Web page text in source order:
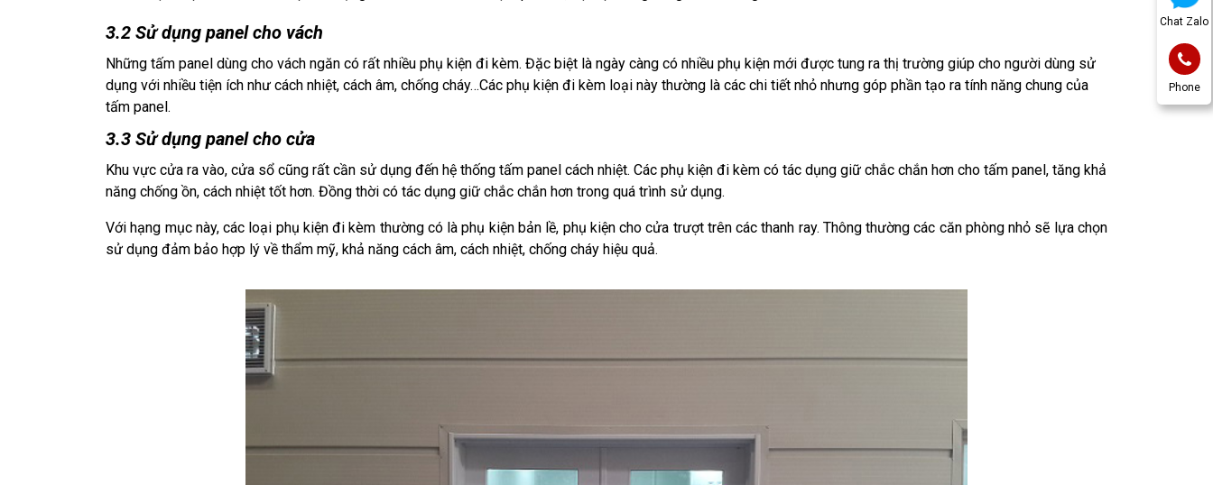
Chat Zalo
Phone
3.2 Sử dụng panel cho vách
Những tấm panel dùng cho vách ngăn có rất nhiều phụ kiện đi kèm. Đặc biệt là ngày càng có nhiều phụ kiện mới được tung ra thị trường giúp cho người dùng sử
dụng với nhiều tiện ích như cách nhiệt, cách âm, chống cháy…Các phụ kiện đi kèm loại này thường là các chi tiết nhỏ nhưng góp phần tạo ra tính năng chung của
tấm panel.
3.3 Sử dụng panel cho cửa
Khu vực cửa ra vào, cửa sổ cũng rất cần sử dụng đến hệ thống tấm panel cách nhiệt. Các phụ kiện đi kèm có tác dụng giữ chắc chắn hơn cho tấm panel, tăng khả
năng chống ồn, cách nhiệt tốt hơn. Đồng thời có tác dụng giữ chắc chắn hơn trong quá trình sử dụng.
Với hạng mục này, các loại phụ kiện đi kèm thường có là phụ kiện bản lề, phụ kiện cho cửa trượt trên các thanh ray. Thông thường các căn phòng nhỏ sẽ lựa chọn
sử dụng đảm bảo hợp lý về thẩm mỹ, khả năng cách âm, cách nhiệt, chống cháy hiệu quả.